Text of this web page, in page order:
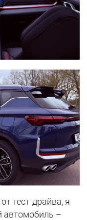
тест-драйва, я
автомобиль –